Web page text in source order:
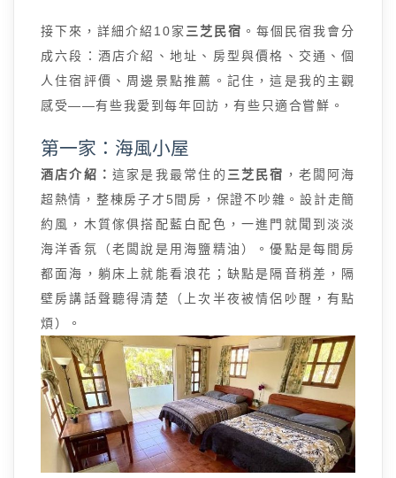
接下來，詳細介紹10家 三芝民宿 。每個民宿我會分
成六段：酒店介紹、地址、房型與價格、交通、個
人住宿評價、周邊景點推薦。記住，這是我的主觀
感受——有些我愛到每年回訪，有些只適合嘗鮮。
第一家：海風小屋
酒店介紹：這家是我最常住的 三芝民宿 ，老闆阿海
超熱情，整棟房子才5間房，保證不吵雜。設計走簡
約風，木質傢俱搭配藍白配色，一進門就聞到淡淡
海洋香氛（老闆說是用海鹽精油）。優點是每間房
都面海，躺床上就能看浪花；缺點是隔音稍差，隔
壁房講話聲聽得清楚（上次半夜被情侶吵醒，有點
煩）。